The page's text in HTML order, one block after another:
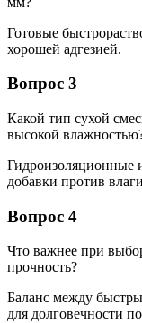
Готовые
хорошей адгезией.
Вопрос 3
Какой тип сухой
высокой
Гидроизоляционные
добавки против
Вопрос 4
Что важнее при
прочность?
Баланс между
для долговечности